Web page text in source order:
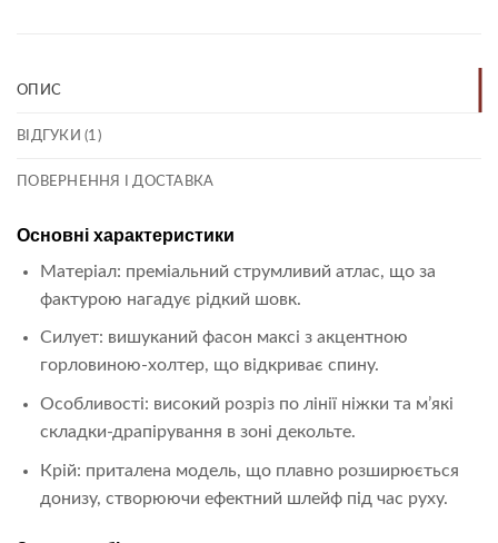
ОПИС
ВІДГУКИ (1)
ПОВЕРНЕННЯ І ДОСТАВКА
Основні характеристики
Матеріал: преміальний струмливий атлас, що за
фактурою нагадує рідкий шовк.
Силует: вишуканий фасон максі з акцентною
горловиною-холтер, що відкриває спину.
Особливості: високий розріз по лінії ніжки та м’які
складки-драпірування в зоні декольте.
Крій: приталена модель, що плавно розширюється
донизу, створюючи ефектний шлейф під час руху.